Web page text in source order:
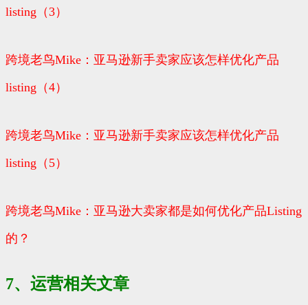
listing（3）
跨境老鸟Mike：亚马逊新手卖家应该怎样优化产品
listing（4）
跨境老鸟Mike：亚马逊新手卖家应该怎样优化产品
listing（5）
跨境老鸟Mike：亚马逊大卖家都是如何优化产品Listing
的？
7、运营相关文章